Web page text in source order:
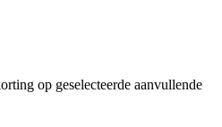
op geselecteerde aanvullende